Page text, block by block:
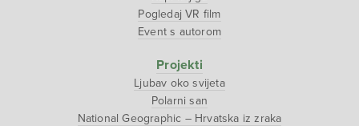
Pogledaj VR film
Event s autorom
Projekti
Ljubav oko svijeta
Polarni san
National Geographic – Hrvatska iz zraka